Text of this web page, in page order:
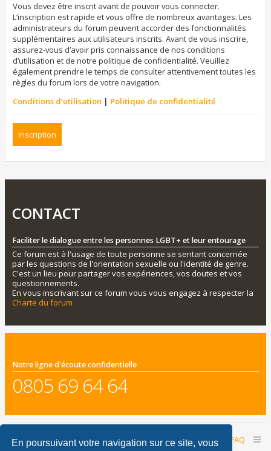
En poursuivant votre navigation sur ce site, vous
Vous devez être inscrit avant de pouvoir vous connecter.
L’inscription est rapide et vous offre de nombreux avantages. Les
administrateurs du forum peuvent accorder des fonctionnalités
supplémentaires aux utilisateurs inscrits. Avant de vous inscrire,
assurez-vous d’avoir pris connaissance de nos conditions
d’utilisation et de notre politique de confidentialité. Veuillez
également prendre le temps de consulter attentivement toutes les
règles du forum lors de votre navigation.
Conditions d’utilisation | Politique de confidentialité
Inscription
CONTACT
Faciliter le dialogue entre les personnes LGBT+ et leur entourage
Ce forum est à l'usage de toute personne se sentant concernée
par les questions de l'orientation sexuelle ou l'identité de genre.
C'est un lieu pour partager vos expériences, vos doutes et vos
questionnements.
En vous inscrivant sur ce forum vous vous engagez à respecter la
Charte du forum
Notre ligne d'écoute confidentielle
0805 69 64 64
Accueil du forum FAQ
Nous contacter